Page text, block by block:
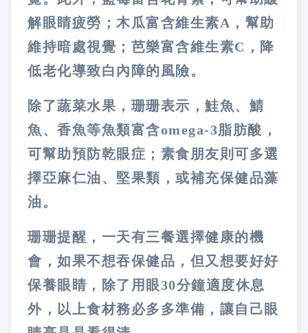
解眼睛疲勞；木瓜富含維生素A，幫助
維持暗處視覺；芭樂富含維生素C，降
低老化導致白內障的風險。
除了蔬菜水果，珊珊表示，鮭魚、鯖
魚、香魚等魚類富含omega-3脂肪酸，
可幫助預防乾眼症；素食朋友則可多選
擇亞麻仁油、堅果類，或補充保健品藻
油。
珊珊提醒，一天有三餐選擇健康的機
會，如果不想吞保健品，但又想要好好
保養眼睛，除了用眼30分鐘適度休息
外，以上食材務必多多準備，讓自己眼